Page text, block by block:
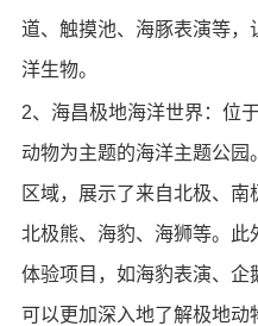
道、触摸池、海豚表演等
洋生物。
2、海昌极地海洋世界：位
动物为主题的海洋主题公园
区域，展示了来自北极、南
北极熊、海豹、海狮等。
体验项目，如海豹表演、
可以更加深入地了解极地动